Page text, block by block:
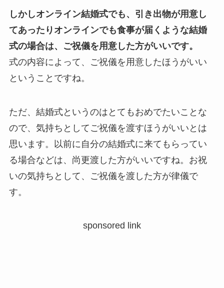
しかしオンライン結婚式でも、引き出物が用意し
てあったりオンラインでも食事が届くような結婚
式の場合は、ご祝儀を用意した方がいいです。
式の内容によって、ご祝儀を用意したほうがいい
ということですね。
ただ、結婚式というのはとてもおめでたいことな
ので、気持ちとしてご祝儀を渡すほうがいいとは
思います。以前に自分の結婚式に来てもらってい
る場合などは、尚更渡した方がいいですね。お祝
いの気持ちとして、ご祝儀を渡した方が律儀で
す。
sponsored link